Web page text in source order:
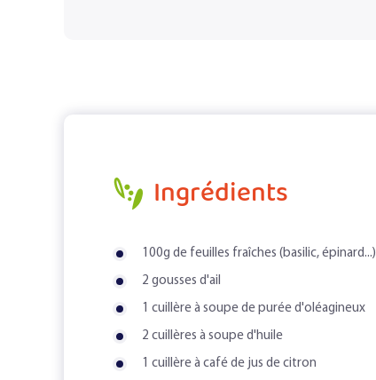
Ingrédients
100g de feuilles fraîches (basilic, épinard...)
2 gousses d'ail
1 cuillère à soupe de purée d'oléagineux
2 cuillères à soupe d'huile
1 cuillère à café de jus de citron